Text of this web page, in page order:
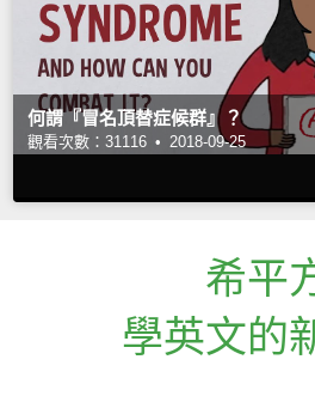
何謂『冒名頂替症候群』？
觀看次數：31116 • 2018-09-25
希平
學英文的